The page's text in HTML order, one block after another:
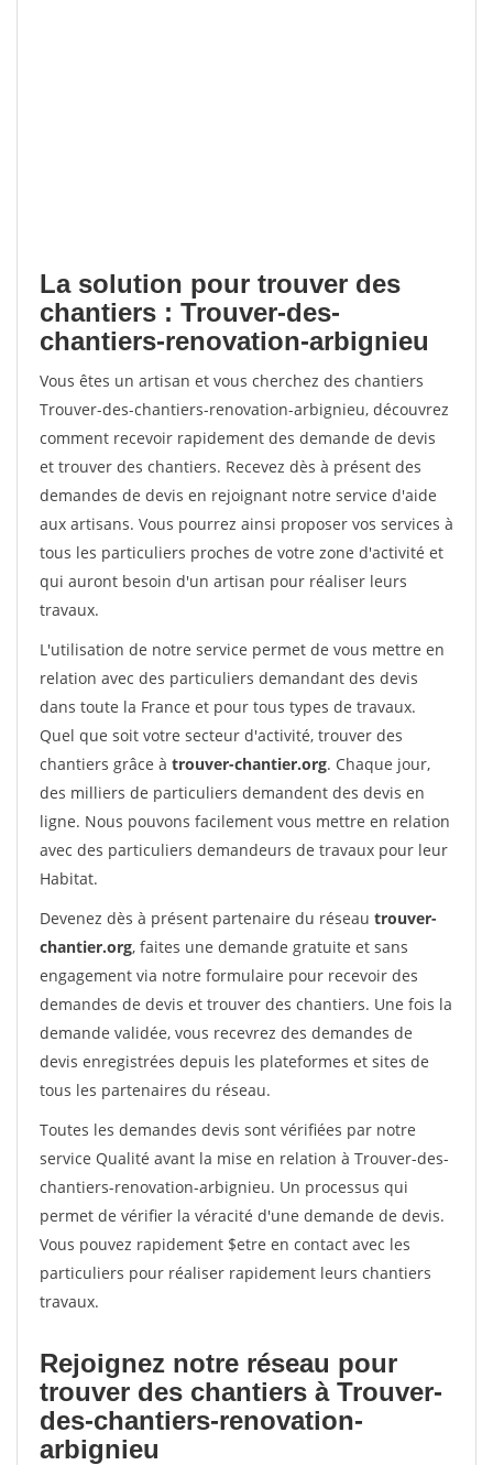
La solution pour trouver des
chantiers : Trouver-des-
chantiers-renovation-arbignieu
Vous êtes un artisan et vous cherchez des chantiers
Trouver-des-chantiers-renovation-arbignieu, découvrez
comment recevoir rapidement des demande de devis
et trouver des chantiers. Recevez dès à présent des
demandes de devis en rejoignant notre service d'aide
aux artisans. Vous pourrez ainsi proposer vos services à
tous les particuliers proches de votre zone d'activité et
qui auront besoin d'un artisan pour réaliser leurs
travaux.
L'utilisation de notre service permet de vous mettre en
relation avec des particuliers demandant des devis
dans toute la France et pour tous types de travaux.
Quel que soit votre secteur d'activité, trouver des
chantiers grâce à trouver-chantier.org. Chaque jour,
des milliers de particuliers demandent des devis en
ligne. Nous pouvons facilement vous mettre en relation
avec des particuliers demandeurs de travaux pour leur
Habitat.
Devenez dès à présent partenaire du réseau trouver-
chantier.org, faites une demande gratuite et sans
engagement via notre formulaire pour recevoir des
demandes de devis et trouver des chantiers. Une fois la
demande validée, vous recevrez des demandes de
devis enregistrées depuis les plateformes et sites de
tous les partenaires du réseau.
Toutes les demandes devis sont vérifiées par notre
service Qualité avant la mise en relation à Trouver-des-
chantiers-renovation-arbignieu. Un processus qui
permet de vérifier la véracité d'une demande de devis.
Vous pouvez rapidement $etre en contact avec les
particuliers pour réaliser rapidement leurs chantiers
travaux.
Rejoignez notre réseau pour
trouver des chantiers à Trouver-
des-chantiers-renovation-
arbignieu